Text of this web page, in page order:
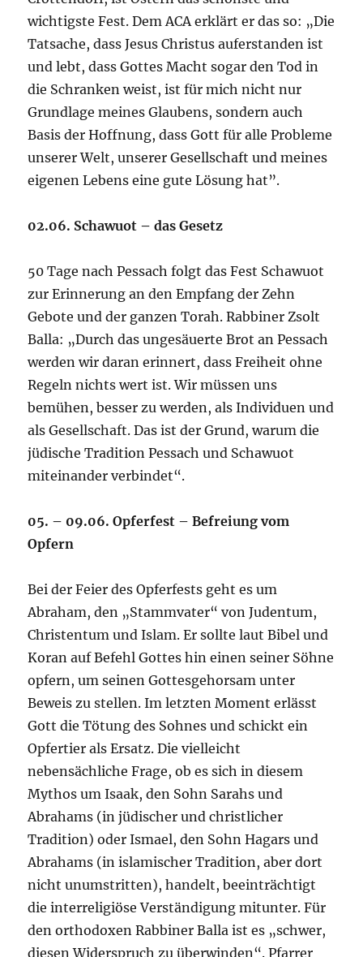
wichtigste Fest. Dem ACA erklärt er das so: „Die
Tatsache, dass Jesus Christus auferstanden ist
und lebt, dass Gottes Macht sogar den Tod in
die Schranken weist, ist für mich nicht nur
Grundlage meines Glaubens, sondern auch
Basis der Hoffnung, dass Gott für alle Probleme
unserer Welt, unserer Gesellschaft und meines
eigenen Lebens eine gute Lösung hat”.
02.06. Schawuot – das Gesetz
50 Tage nach Pessach folgt das Fest Schawuot
zur Erinnerung an den Empfang der Zehn
Gebote und der ganzen Torah. Rabbiner Zsolt
Balla: „Durch das ungesäuerte Brot an Pessach
werden wir daran erinnert, dass Freiheit ohne
Regeln nichts wert ist. Wir müssen uns
bemühen, besser zu werden, als Individuen und
als Gesellschaft. Das ist der Grund, warum die
jüdische Tradition Pessach und Schawuot
miteinander verbindet“.
05. – 09.06. Opferfest – Befreiung vom
Opfern
Bei der Feier des Opferfests geht es um
Abraham, den „Stammvater“ von Judentum,
Christentum und Islam. Er sollte laut Bibel und
Koran auf Befehl Gottes hin einen seiner Söhne
opfern, um seinen Gottesgehorsam unter
Beweis zu stellen. Im letzten Moment erlässt
Gott die Tötung des Sohnes und schickt ein
Opfertier als Ersatz. Die vielleicht
nebensächliche Frage, ob es sich in diesem
Mythos um Isaak, den Sohn Sarahs und
Abrahams (in jüdischer und christlicher
Tradition) oder Ismael, den Sohn Hagars und
Abrahams (in islamischer Tradition, aber dort
nicht unumstritten), handelt, beeinträchtigt
die interreligiöse Verständigung mitunter. Für
den orthodoxen Rabbiner Balla ist es „schwer,
diesen Widerspruch zu überwinden“. Pfarrer